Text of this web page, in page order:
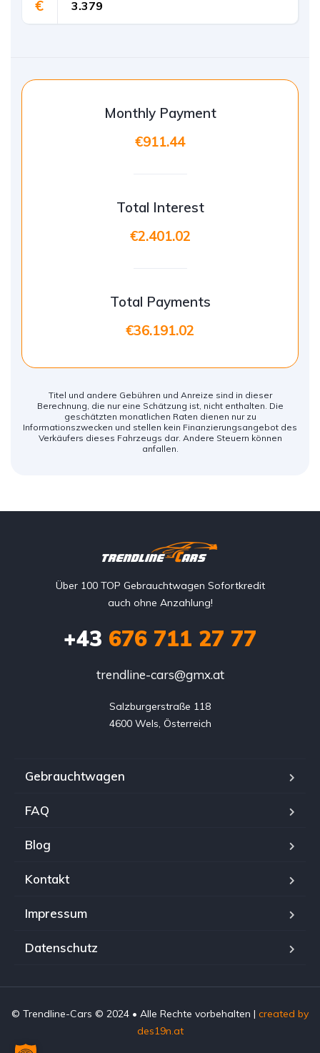
€
Monthly Payment
€911.44
Total Interest
€2.401.02
Total Payments
€36.191.02
Titel und andere Gebühren und Anreize sind in dieser
Berechnung, die nur eine Schätzung ist, nicht enthalten. Die
geschätzten monatlichen Raten dienen nur zu
Informationszwecken und stellen kein Finanzierungsangebot des
Verkäufers dieses Fahrzeugs dar. Andere Steuern können
anfallen.
Über 100 TOP Gebrauchtwagen Sofortkredit
auch ohne Anzahlung!
+43 676 711 27 77
trendline-cars@gmx.at
Salzburgerstraße 118
4600 Wels, Österreich
Gebrauchtwagen
FAQ
Blog
Kontakt
Impressum
Datenschutz
© Trendline-Cars © 2024 • Alle Rechte vorbehalten | created by
des19n.at